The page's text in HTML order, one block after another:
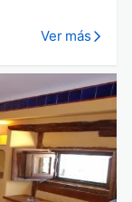
Ver más